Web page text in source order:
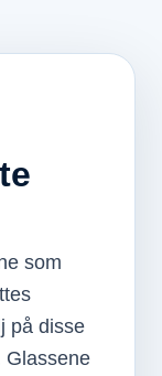
som
på disse
Glassene